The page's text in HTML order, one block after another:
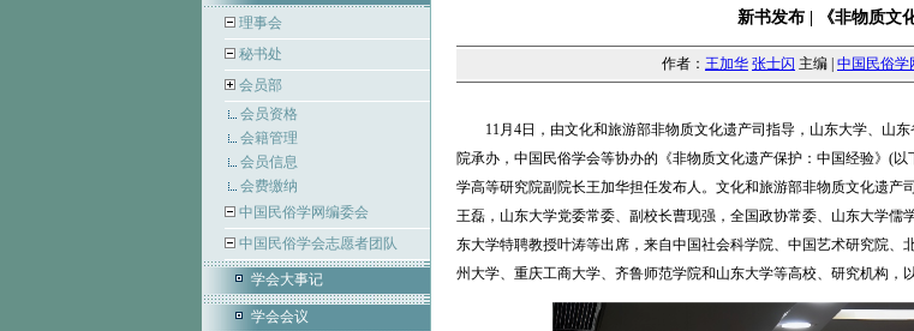
理事会
秘书处
会员部
会员资格
会籍管理
会员信息
会费缴纳
中国民俗学网编委会
中国民俗学会志愿者团队
学会大事记
学会会议
新书发布 | 《非物质文
作者： 王加华 张士闪 主编 | 中国民俗学
11月4日，由文化和旅游部非物质文化遗产司指导，山东大学、山
院承办，中国民俗学会等协办的《非物质文化遗产保护：中国经验》(
学高等研究院副院长王加华担任发布人。文化和旅游部非物质文化遗
王磊，山东大学党委常委、副校长曹现强，全国政协常委、山东大学
东大学特聘教授叶涛等出席，来自中国社会科学院、中国艺术研究院
州大学、重庆工商大学、齐鲁师范学院和山东大学等高校、研究机构，